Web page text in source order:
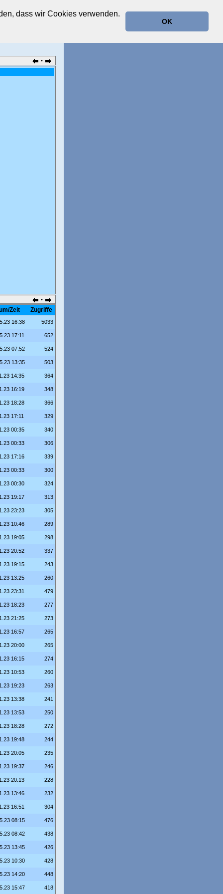
dass wir Cookies verwenden.
OK
•
•
Zeit Zugriffe
16:38 5033
17:11 652
07:52 524
13:35 503
14:35 364
16:19 348
18:28 366
17:11 329
00:35 340
00:33 306
17:16 339
00:33 300
00:30 324
19:17 313
23:23 305
10:46 289
19:05 298
20:52 337
19:15 243
13:25 260
23:31 479
18:23 277
21:25 273
16:57 265
20:00 265
16:15 274
10:53 260
19:23 263
13:38 241
13:53 250
18:28 272
19:48 244
20:05 235
19:37 246
20:13 228
13:46 232
16:51 304
08:15 476
08:42 438
13:45 426
10:30 428
14:20 448
15:47 418